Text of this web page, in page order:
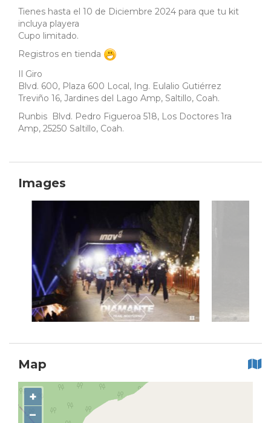
Tienes hasta el 10 de Diciembre 2024 para que tu kit
incluya playera
Cupo limitado.
Registros en tienda
Il Giro
Blvd. 600, Plaza 600 Local, Ing. Eulalio Gutiérrez
Treviño 16, Jardines del Lago Amp, Saltillo, Coah.
Runbis Blvd. Pedro Figueroa 518, Los Doctores 1ra
Amp, 25250 Saltillo, Coah.
Images
Map
+
−